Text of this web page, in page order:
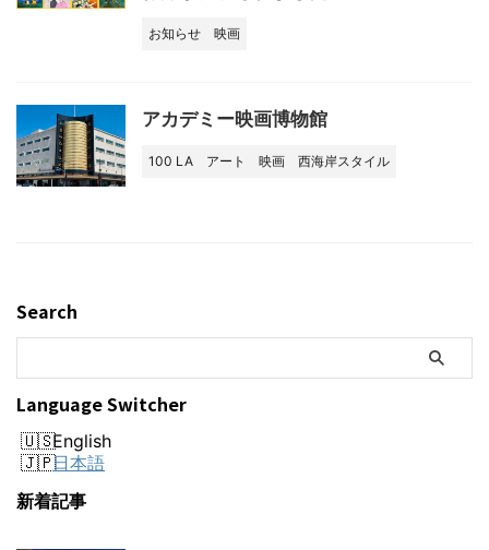
お知らせ 映画
アカデミー映画博物館
100 LA アート 映画 西海岸スタイル
Search
Language Switcher
English
日本語
新着記事